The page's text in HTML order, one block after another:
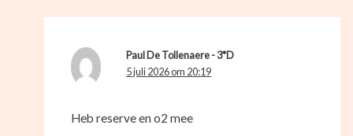
Paul De Tollenaere - 3*D
5 juli 2026 om 20:19
Heb reserve en o2 mee